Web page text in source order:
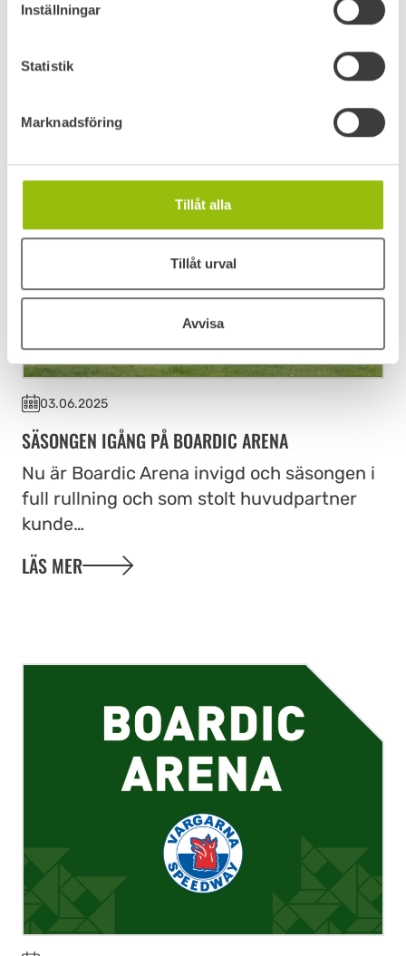
Inställningar
Statistik
Marknadsföring
Tillåt alla
Tillåt urval
Avvisa
03.06.2025
SÄSONGEN IGÅNG PÅ BOARDIC ARENA
Nu är Boardic Arena invigd och säsongen i
full rullning och som stolt huvudpartner
kunde…
LÄS MER